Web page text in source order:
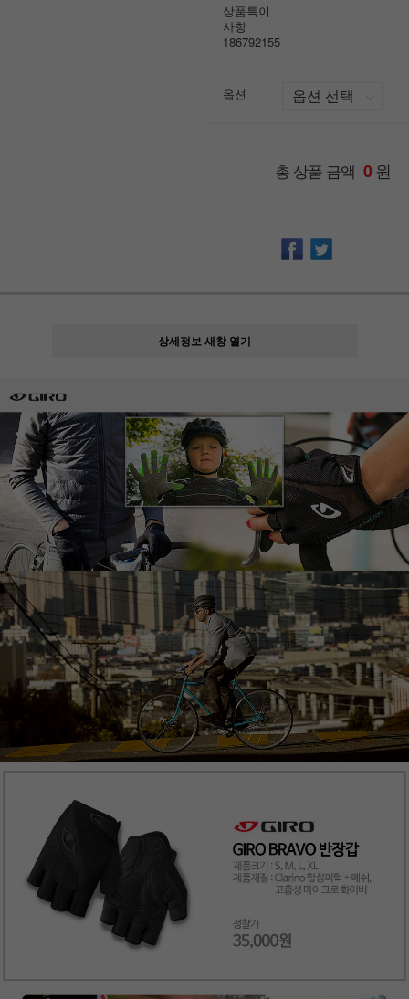
상품특이
사항
186792155
옵션
총 상품 금액 0원
상세정보 새창 열기